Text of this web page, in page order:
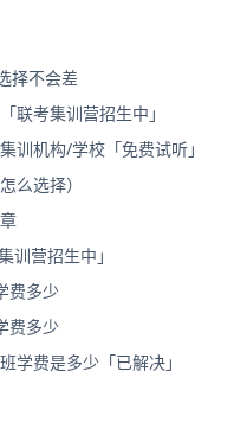
择不会差
联考集训营招生中」
训机构/学校「免费试听」
么选择）
训营招生中」
费多少
费多少
学费是多少「已解决」